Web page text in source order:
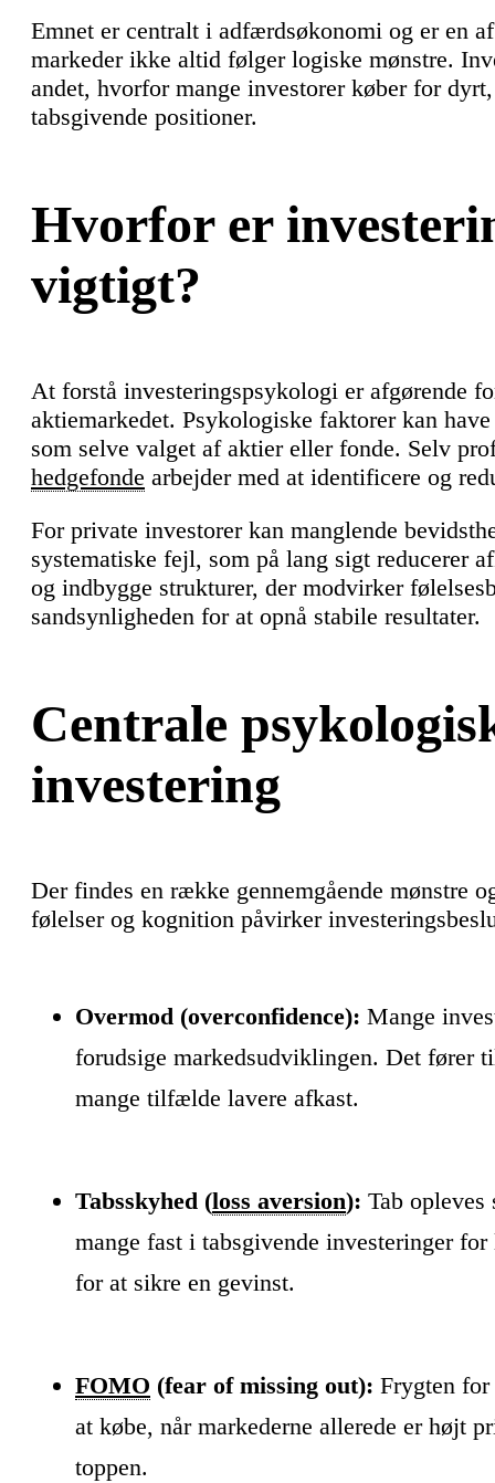
Emnet er centralt i adfærdsøkonomi og er en
markeder ikke altid følger logiske mønstre.
andet, hvorfor mange investorer køber for
tabsgivende positioner.
Hvorfor er
vigtigt?
At forstå investeringspsykologi er afgørende
aktiemarkedet. Psykologiske faktorer kan
som selve valget af aktier eller fonde. Selv
hedgefonde arbejder med at identificere og
For private investorer kan manglende
systematiske fejl, som på lang sigt reducerer
og indbygge strukturer, der modvirker
sandsynligheden for at opnå stabile resultater.
Centrale
investering
Der findes en række gennemgående mønstre
følelser og kognition påvirker
Overmod (overconfidence): Mange
forudsige markedsudviklingen. Det fører
mange tilfælde lavere afkast.
Tabsskyhed (loss aversion): Tab
mange fast i tabsgivende investeringer
for at sikre en gevinst.
FOMO (fear of missing out): Frygten
at købe, når markederne allerede er højt
toppen.